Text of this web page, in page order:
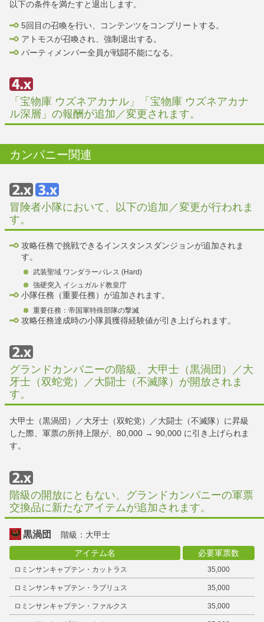
以下の条件を満たすと退出します。
5回目の召喚を行い、コンテンツをコンプリートする。
アトモスが召喚され、強制退出する。
パーティメンバー全員が戦闘不能になる。
「宝物庫 ウズネアカナル」「宝物庫 ウズネアカナ
ル深層」の報酬が追加／変更されます。
カンパニー関連
冒険者小隊において、以下の追加／変更が行われま
す。
攻略任務で挑戦できるインスタンスダンジョンが追加されま
す。
武装聖域 ワンダラーパレス (Hard)
強硬突入 イシュガルド教皇庁
小隊任務（重要任務）が追加されます。
重要任務：帝国軍特殊部隊の撃滅
攻略任務達成時の小隊員獲得経験値が引き上げられます。
グランドカンパニーの階級、大甲士（黒渦団）／大
牙士（双蛇党）／大闘士（不滅隊）が開放されま
す。
大甲士（黒渦団）／大牙士（双蛇党）／大闘士（不滅隊）に昇級
した際、軍票の所持上限が、80,000 → 90,000 に引き上げられま
す。
階級の開放にともない、グランドカンパニーの軍票
交換品に新たなアイテムが追加されます。
黒渦団
階級：大甲士
アイテム名
必要軍票数
ロミンサンキャプテン・カットラス 35,000
ロミンサンキャプテン・ラブリュス 35,000
ロミンサンキャプテン・ファルクス 35,000